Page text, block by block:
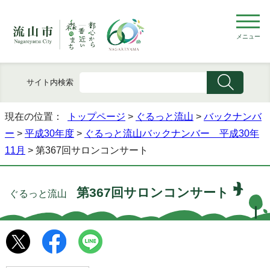
メニュー
サイト内検索
現在の位置： トップページ > ぐるっと流山 > バックナンバ
ー > 平成30年度 > ぐるっと流山バックナンバー 平成30年
11月 > 第367回サロンコンサート
ぐるっと流山 第367回サロンコンサート